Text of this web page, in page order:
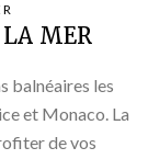
LA MER
balnéaires les
et Monaco. La
de vos